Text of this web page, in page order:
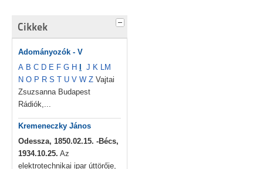
Cikkek
Adományozók - V
A B C D E F G H J K LM
N O P R S T U V W Z Vajtai
Zsuzsanna Budapest
Rádiók,...
Kremeneczky János
Odessza, 1850.02.15. -Bécs,
1934.10.25. Az
elektrotechnikai ipar úttörője,